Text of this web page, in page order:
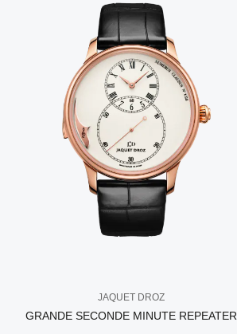
JAQUET DROZ
GRANDE SECONDE MINUTE REPEATER